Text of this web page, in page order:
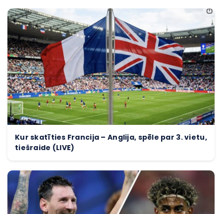
Kur skatīties Francija – Anglija, spēle par 3. vietu,
tiešraide (LIVE)